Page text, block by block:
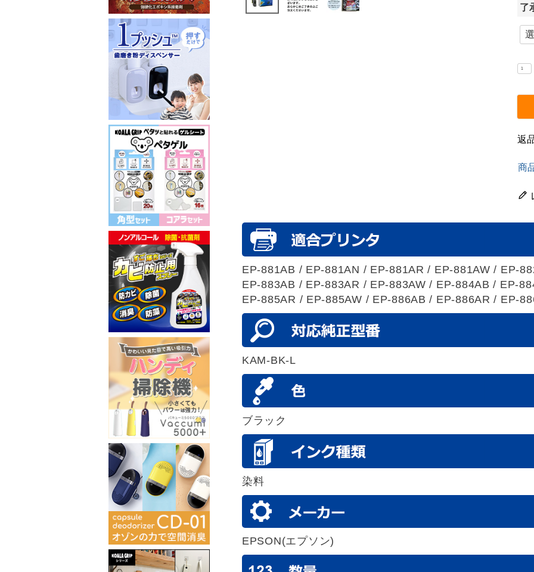
了
返
商
EP-881AB / EP-881AN / EP-881AR / EP-881AW / EP-
EP-883AB / EP-883AR / EP-883AW / EP-884AB / EP-
EP-885AR / EP-885AW / EP-886AB / EP-886AR / EP-
KAM-BK-L
ブラック
染料
EPSON(エプソン)